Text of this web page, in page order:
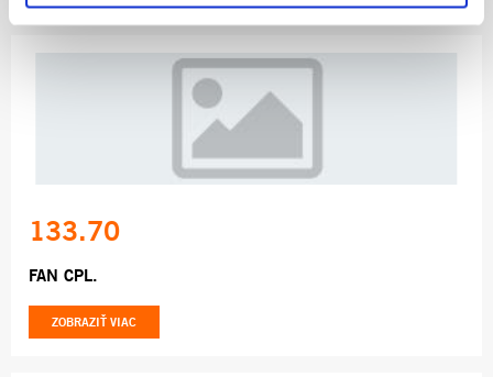
133.70
FAN CPL.
ZOBRAZIŤ VIAC